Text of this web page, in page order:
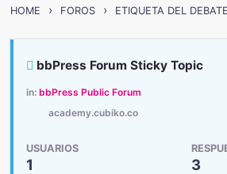
HOME › FOROS › ETIQUETA DEL
bbPress Forum Sticky Topic
in:bbPress Public Forum
academy.cubiko.co
USUARIOS
1 3